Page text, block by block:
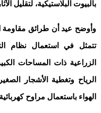
بالبيوت البلاستيكية، لتقليل
وأوضح عيد أن طرائق مقاومة
تتمثل في استعمال نظام
الزراعية ذات المساحات
الرياح وتغطية الأشجار
الهواء باستعمال مراوح